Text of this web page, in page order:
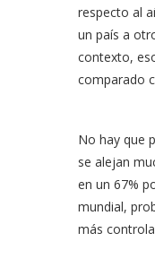
respecto al
un país a
contexto,
comparado
No hay que
se alejan
en un 67%
mundial,
más